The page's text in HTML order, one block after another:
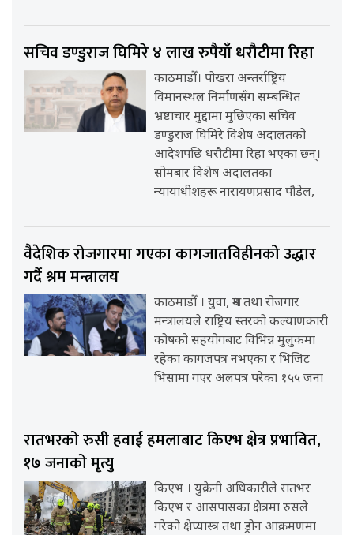
सचिव डण्डुराज घिमिरे ४ लाख रुपैयाँ धरौटीमा रिहा
काठमाडौँ। पोखरा अन्तर्राष्ट्रिय
विमानस्थल निर्माणसँग सम्बन्धित
भ्रष्टाचार मुद्दामा मुछिएका सचिव
डण्डुराज घिमिरे विशेष अदालतको
आदेशपछि धरौटीमा रिहा भएका छन्।
सोमबार विशेष अदालतका
न्यायाधीशहरू नारायणप्रसाद पौडेल,
वैदेशिक रोजगारमा गएका कागजातविहीनको उद्धार
गर्दै श्रम मन्त्रालय
काठमाडौँ । युवा, श्रम तथा रोजगार
मन्त्रालयले राष्ट्रिय स्तरको कल्याणकारी
कोषको सहयोगबाट विभिन्न मुलुकमा
रहेका कागजपत्र नभएका र भिजिट
भिसामा गएर अलपत्र परेका १५५ जना
रातभरको रुसी हवाई हमलाबाट किएभ क्षेत्र प्रभावित,
१७ जनाको मृत्यु
किएभ । युक्रेनी अधिकारीले रातभर
किएभ र आसपासका क्षेत्रमा रुसले
गरेको क्षेप्यास्त्र तथा ड्रोन आक्रमणमा